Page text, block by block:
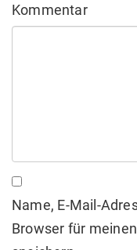
Kommentar
Name, E-Mail-
Browser für